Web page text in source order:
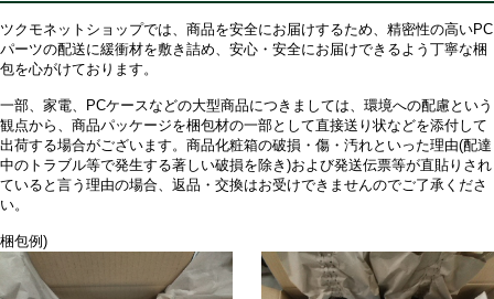
ツクモネットショップでは、商品を安全にお届けするため、精密性の高いPC
パーツの配送に緩衝材を敷き詰め、安心・安全にお届けできるよう丁寧な梱
包を心がけております。
一部、家電、PCケースなどの大型商品につきましては、環境への配慮という
観点から、商品パッケージを梱包材の一部として直接送り状などを添付して
出荷する場合がございます。商品化粧箱の破損・傷・汚れといった理由(配達
中のトラブル等で発生する著しい破損を除き)および発送伝票等が直貼りされ
ていると言う理由の場合、返品・交換はお受けできませんのでご了承くださ
い。
梱包例)